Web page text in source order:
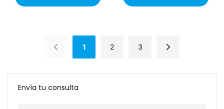
Envía tu consulta
regalo
1 2 3